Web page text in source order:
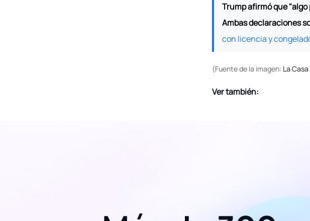
Trump afirmó que
Ambas declaraciones
con licencia y
(Fuente de la imagen: La
Ver también: